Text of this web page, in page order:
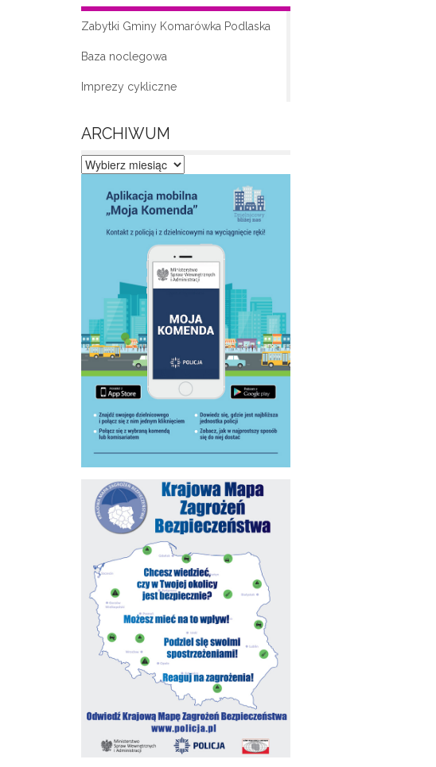
Zabytki Gminy Komarówka Podlaska
Baza noclegowa
Imprezy cykliczne
ARCHIWUM
Archiwum